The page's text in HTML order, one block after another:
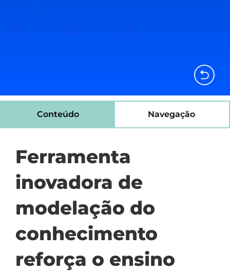
Conteúdo Navegação
Ferramenta
inovadora de
modelação do
conhecimento
reforça o ensino